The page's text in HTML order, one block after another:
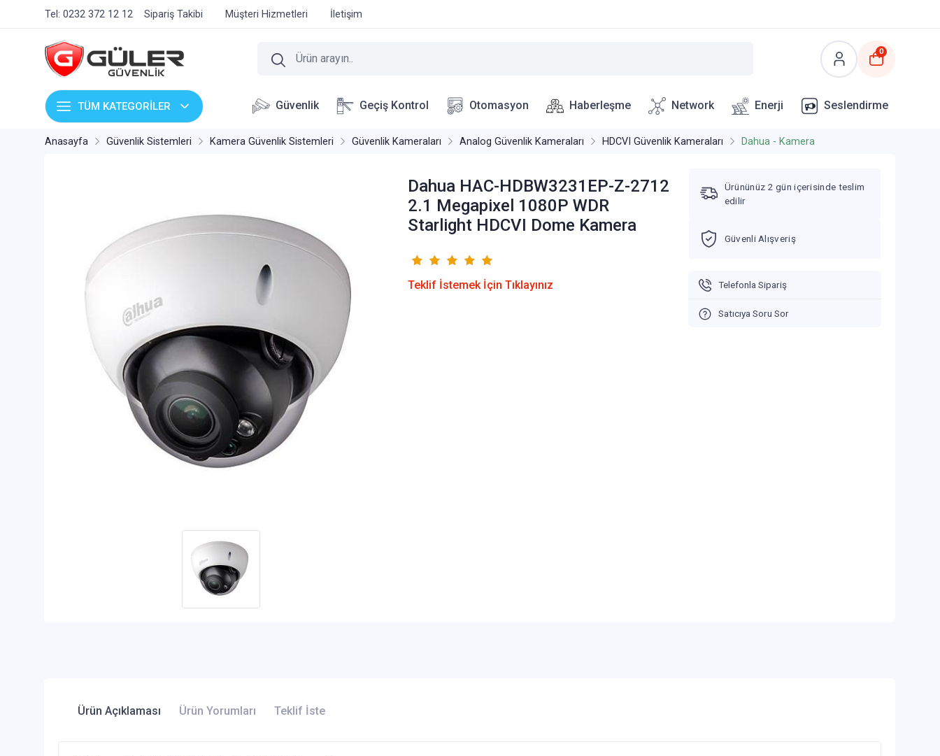
Tel: 0232 372 12 12 Sipariş Takibi Müşteri Hizmetleri İletişim
0
TÜM KATEGORİLER Güvenlik Geçiş Kontrol Otomasyon Haberleşme Network Enerji Seslendirme
Anasayfa Güvenlik Sistemleri Kamera Güvenlik Sistemleri Güvenlik Kameraları Analog Güvenlik Kameraları HDCVI Güvenlik Kameraları Dahua - Kamera
Dahua HAC-HDBW3231EP-Z-2712
2.1 Megapixel 1080P WDR
Starlight HDCVI Dome Kamera
Teklif İstemek İçin Tıklayınız
Ürününüz 2 gün içerisinde teslim
edilir
Güvenli Alışveriş
Telefonla Sipariş
Satıcıya Soru Sor
Ürün Açıklaması Ürün Yorumları Teklif İste